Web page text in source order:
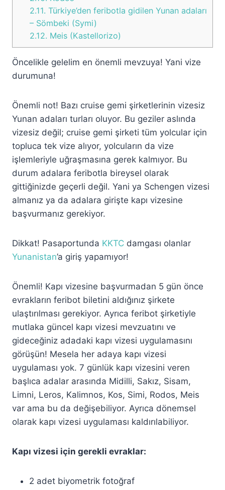
2.11. Türkiye’den feribotla gidilen Yunan adaları
– Sömbeki (Symi)
2.12. Meis (Kastellorizo)
Öncelikle gelelim en önemli mevzuya! Yani vize
durumuna!
Önemli not! Bazı cruise gemi şirketlerinin vizesiz
Yunan adaları turları oluyor. Bu geziler aslında
vizesiz değil; cruise gemi şirketi tüm yolcular için
topluca tek vize alıyor, yolcuların da vize
işlemleriyle uğraşmasına gerek kalmıyor. Bu
durum adalara feribotla bireysel olarak
gittiğinizde geçerli değil. Yani ya Schengen vizesi
almanız ya da adalara girişte kapı vizesine
başvurmanız gerekiyor.
Dikkat! Pasaportunda KKTC damgası olanlar
Yunanistan’a giriş yapamıyor!
Önemli! Kapı vizesine başvurmadan 5 gün önce
evrakların feribot biletini aldığınız şirkete
ulaştırılması gerekiyor. Ayrıca feribot şirketiyle
mutlaka güncel kapı vizesi mevzuatını ve
gideceğiniz adadaki kapı vizesi uygulamasını
görüşün! Mesela her adaya kapı vizesi
uygulaması yok. 7 günlük kapı vizesini veren
başlıca adalar arasında Midilli, Sakız, Sisam,
Limni, Leros, Kalimnos, Kos, Simi, Rodos, Meis
var ama bu da değişebiliyor. Ayrıca dönemsel
olarak kapı vizesi uygulaması kaldırılabiliyor.
Kapı vizesi için gerekli evraklar:
2 adet biyometrik fotoğraf